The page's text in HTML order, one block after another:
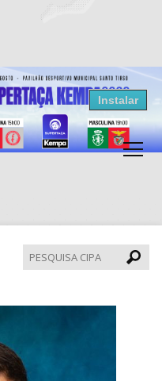
Portugal
Instalar
CIPA